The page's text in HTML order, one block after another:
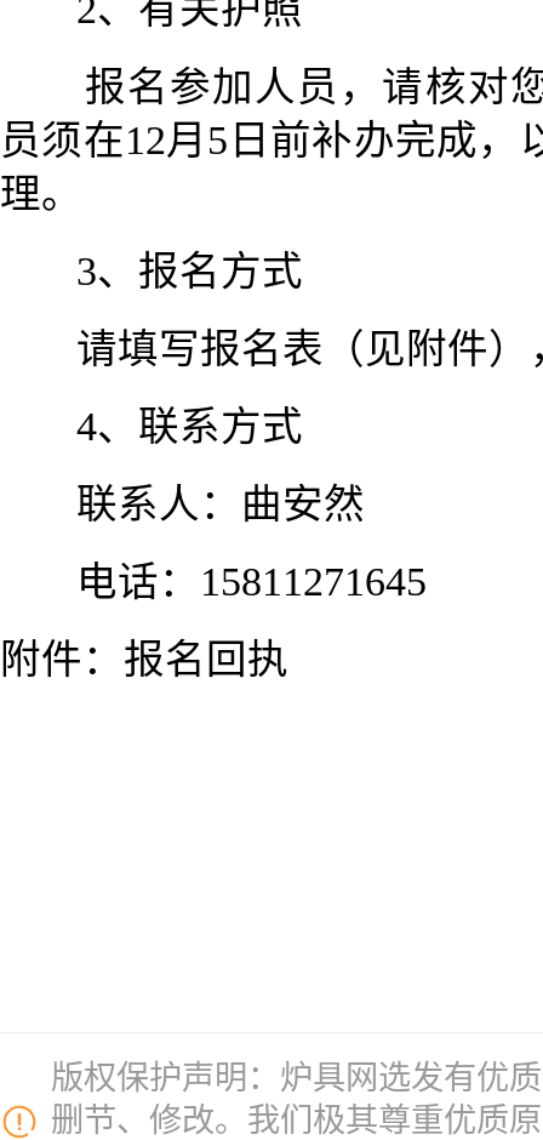
2、有关护照
报名参加人员，请核对
员须在12月5日前补办完成
理。
3、报名方式
请填写报名表（见附件）
4、联系方式
联系人：曲安然
电话：15811271645
附件：报名回执
版权保护声明：炉具网选发有优
删节、修改。我们极其尊重优质